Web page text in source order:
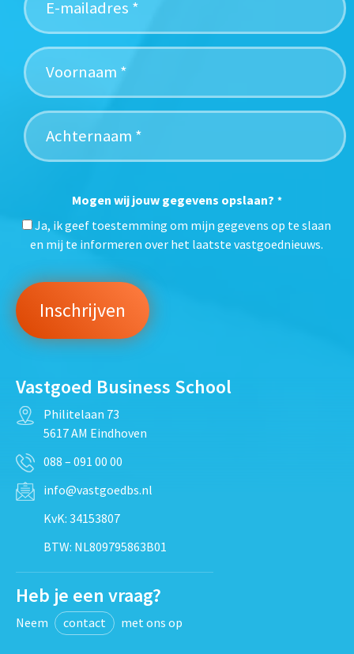
Mogen wij jouw gegevens opslaan? *
Ja, ik geef toestemming om mijn gegevens op te slaan
en mij te informeren over het laatste vastgoednieuws.
Vastgoed Business School
Philitelaan 73
5617 AM Eindhoven
088 – 091 00 00
info@vastgoedbs.nl
KvK: 34153807
BTW: NL809795863B01
Heb je een vraag?
Neem contact met ons op